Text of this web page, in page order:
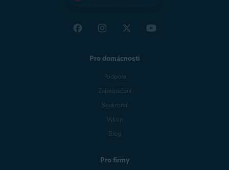
Pro domácnosti
Podpora
Zabezpečení
Soukromí
Výkon
Blog
Pro firmy